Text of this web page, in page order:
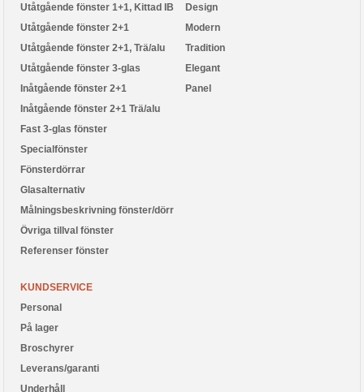
Utåtgående fönster 1+1, Kittad IB
Utåtgående fönster 2+1
Utåtgående fönster 2+1, Trä/alu
Utåtgående fönster 3-glas
Inåtgående fönster 2+1
Inåtgående fönster 2+1 Trä/alu
Fast 3-glas fönster
Specialfönster
Fönsterdörrar
Glasalternativ
Målningsbeskrivning fönster/dörr
Övriga tillval fönster
Referenser fönster
Design
Modern
Tradition
Elegant
Panel
KUNDSERVICE
Personal
På lager
Broschyrer
Leverans/garanti
Underhåll